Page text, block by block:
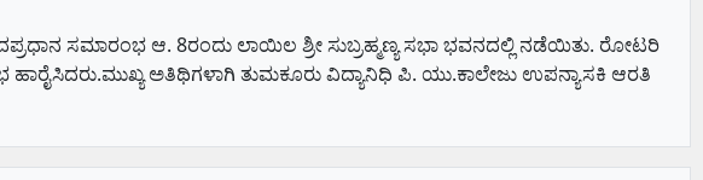
ಸಮಾರಂಭ ಆ. 8ರಂದು ಲಾಯಿಲ ಶ್ರೀ ಸುಬ್ರಹ್ಮಣ್ಯ ಸಭಾ ಭವನದಲ್ಲಿ ನಡೆಯಿತು. ರೋಟರಿ
ಅತಿಥಿಗಳಾಗಿ ತುಮಕೂರು ವಿದ್ಯಾನಿಧಿ ಪಿ. ಯು.ಕಾಲೇಜು ಉಪನ್ಯಾಸಕಿ ಆರತಿ